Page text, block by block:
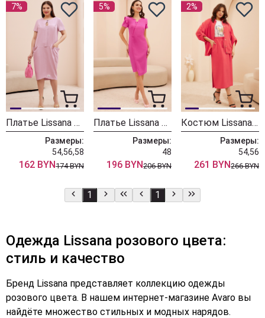
7%
Платье Lissana 4737
Размеры:
54,56,58
162 BYN174 BYN
5%
Платье Lissana 4722
Размеры:
48
196 BYN206 BYN
2%
Костюм Lissana 4681
Размеры:
54,56
261 BYN266 BYN
1 1
Одежда Lissana розового цвета:
стиль и качество
Бренд Lissana представляет коллекцию одежды
розового цвета. В нашем интернет-магазине Avaro вы
найдёте множество стильных и модных нарядов.